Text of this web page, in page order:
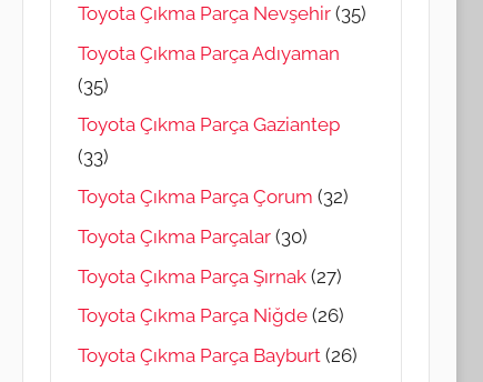
Toyota Çıkma Parça Nevşehir (35)
Toyota Çıkma Parça Adıyaman
(35)
Toyota Çıkma Parça Gaziantep
(33)
Toyota Çıkma Parça Çorum (32)
Toyota Çıkma Parçalar (30)
Toyota Çıkma Parça Şırnak (27)
Toyota Çıkma Parça Niğde (26)
Toyota Çıkma Parça Bayburt (26)